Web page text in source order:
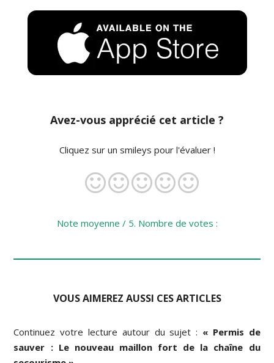
Avez-vous apprécié cet article ?
Cliquez sur un smileys pour l'évaluer !
Note moyenne / 5. Nombre de votes :
VOUS AIMEREZ AUSSI CES ARTICLES
Continuez votre lecture autour du sujet : « Permis de
sauver : Le nouveau maillon fort de la chaîne du